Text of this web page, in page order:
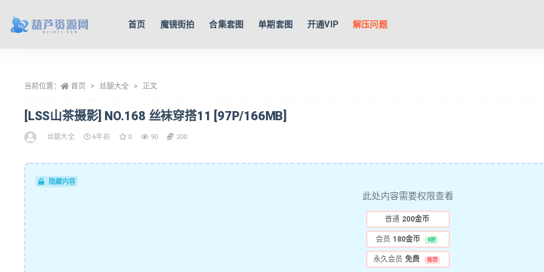
首页 魔镜街拍 合集套图 单期套图 开通VIP 解压问题
当前位置： 首页 丝腿大全 正文
[LSS山茶摄影] NO.168 丝袜穿搭11 [97P/166MB]
丝腿大全 6年前 0 90 200
隐藏内容
此处内容需要权限查看
普通 200金币
会员 180金币 9折
永久会员 免费 推荐
全部